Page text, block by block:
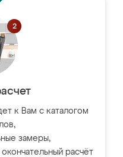
к Вам с каталогом
замеры,
расчёт